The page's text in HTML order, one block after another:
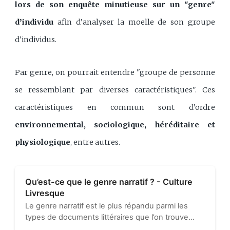
lors de son enquête minutieuse sur un "genre"
d’individu afin d’analyser la moelle de son groupe
d'individus.
Par genre, on pourrait entendre "groupe de personne
se ressemblant par diverses caractéristiques". Ces
caractéristiques en commun sont d’ordre
environnemental, sociologique, héréditaire et
physiologique, entre autres.
Qu’est-ce que le genre narratif ? - Culture
Livresque
Le genre narratif est le plus répandu parmi les
types de documents littéraires que l’on trouve